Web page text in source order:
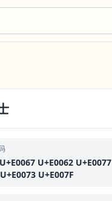
U+E0062 U+E0077
U+E007F